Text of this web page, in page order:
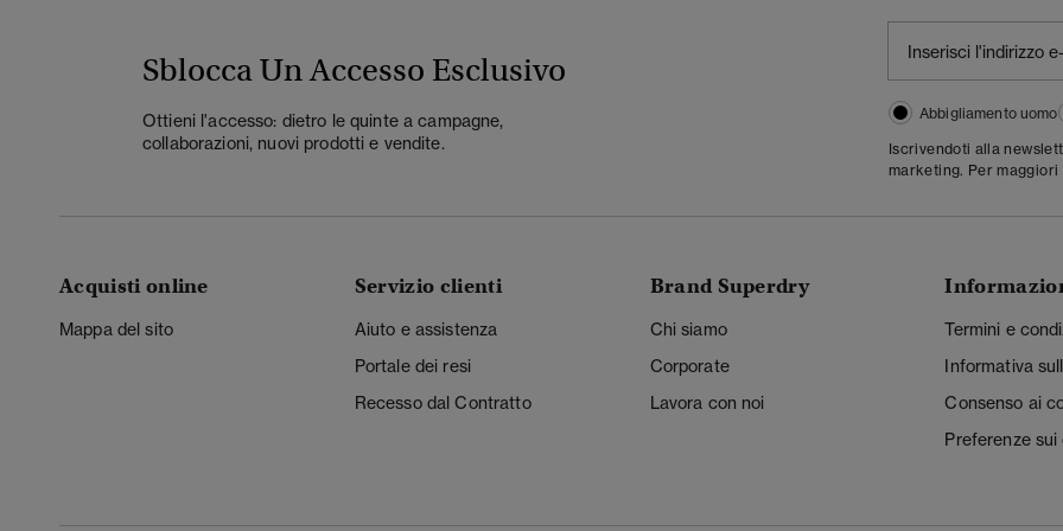
Sblocca Un Accesso Esclusivo
Ottieni l'accesso: dietro le quinte a campagne,
collaborazioni, nuovi prodotti e vendite.
Abbigliamento uomo
Iscrivendoti alla
marketing. Per
Acquisti online
Mappa del sito
Servizio clienti
Aiuto e assistenza
Portale dei resi
Recesso dal Contratto
Brand Superdry
Chi siamo
Corporate
Lavora con noi
Termini e
Informativa
Consenso ai
Preferenze